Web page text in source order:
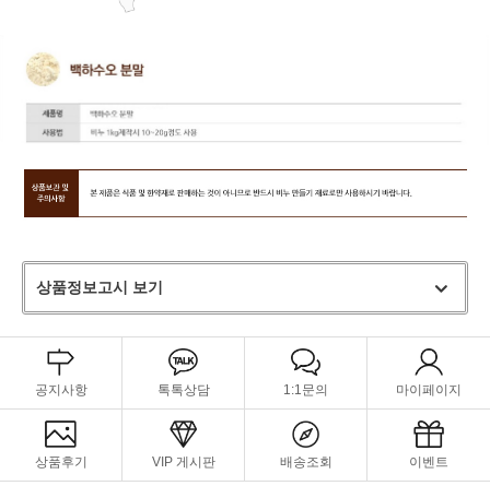
상품정보고시 보기
공지사항 톡톡상담 1:1문의 마이페이지
상품후기 VIP 게시판 배송조회 이벤트